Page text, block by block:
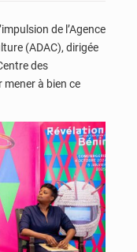
de l’Agence
(ADAC), dirigée
des
à bien ce